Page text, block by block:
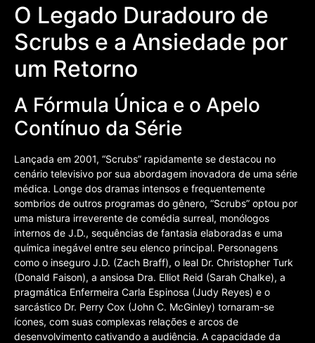
O Legado Duradouro de
Scrubs e a Ansiedade por
um Retorno
A Fórmula Única e o Apelo
Contínuo da Série
Lançada em 2001, “Scrubs” rapidamente se destacou no
cenário televisivo por sua abordagem inovadora de uma série
médica. Longe dos dramas intensos e frequentemente
sombrios de outros programas do gênero, “Scrubs” optou por
uma mistura irreverente de comédia surreal, monólogos
internos de J.D., sequências de fantasia elaboradas e uma
química inegável entre seu elenco principal. Personagens
como o inseguro J.D. (Zach Braff), o leal Dr. Christopher Turk
(Donald Faison), a ansiosa Dra. Elliot Reid (Sarah Chalke), a
pragmática Enfermeira Carla Espinosa (Judy Reyes) e o
sarcástico Dr. Perry Cox (John C. McGinley) tornaram-se
ícones, com suas complexas relações e arcos de
desenvolvimento cativando a audiência. A capacidade da